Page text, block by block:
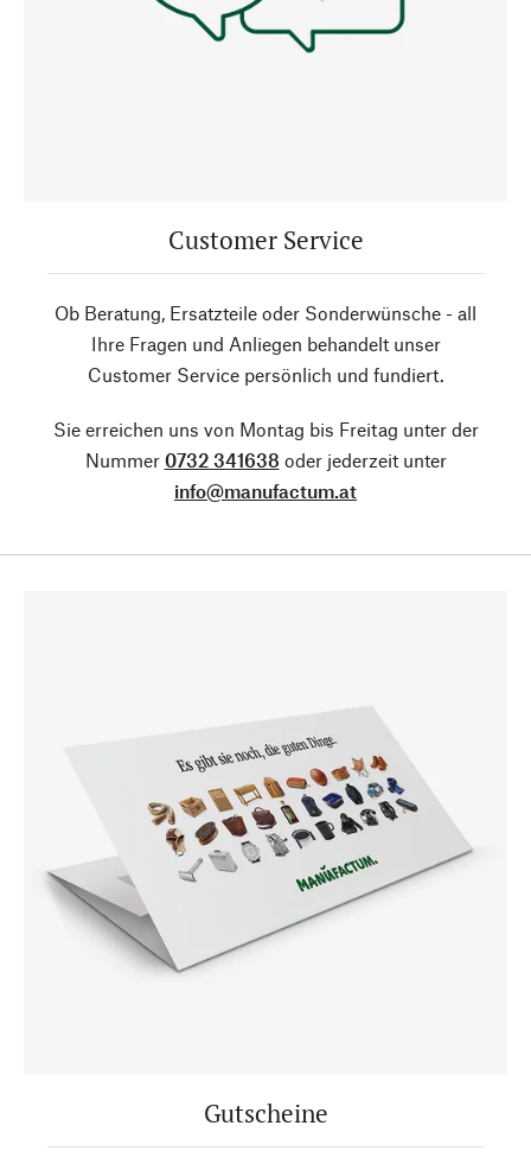
Customer Service
Ob Beratung, Ersatzteile oder Sonderwünsche - all
Ihre Fragen und Anliegen behandelt unser
Customer Service persönlich und fundiert.
Sie erreichen uns von Montag bis Freitag unter der
Nummer 0732 341638 oder jederzeit unter
info@manufactum.at
Gutscheine